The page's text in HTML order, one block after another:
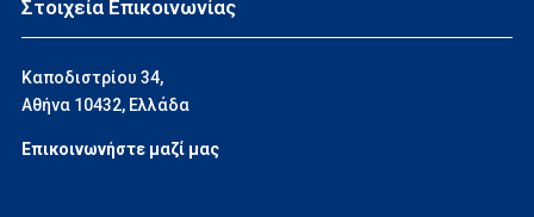
Στοιχεία Επικοινωνίας
Καποδιστρίου 34,
Αθήνα 10432, Ελλάδα
Επικοινωνήστε μαζί μας